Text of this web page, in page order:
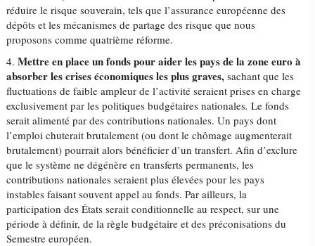
réduire le risque souverain, tels que l’assurance européenne des
dépôts et les mécanismes de partage des risque que nous
proposons comme quatrième réforme.
4.Mettre en place un fonds pour aider les pays de la zone euro à
absorber les crises économiques les plus graves,sachant que les
fluctuations de faible ampleur de l’activité seraient prises en charge
exclusivement par les politiques budgétaires nationales.Le fonds
serait alimenté par des contributions nationales. Un pays dont
l’emploi chuterait brutalement (ou dont le chômage augmenterait
brutalement) pourrait alors bénéficier d’un transfert. Afin d’exclure
que le système ne dégénère en transferts permanents, les
contributions nationales seraient plus élevées pour les pays
instables faisant souvent appel au fonds. Par ailleurs, la
participation des États serait conditionnelle au respect, sur une
période à définir, de la règle budgétaire et des préconisations du
Semestre européen.